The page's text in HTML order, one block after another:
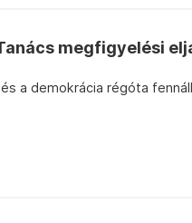
megfigyelési
a demokrácia régóta